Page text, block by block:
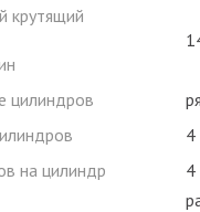
крутящий
цилиндров
4
на цилиндр
4